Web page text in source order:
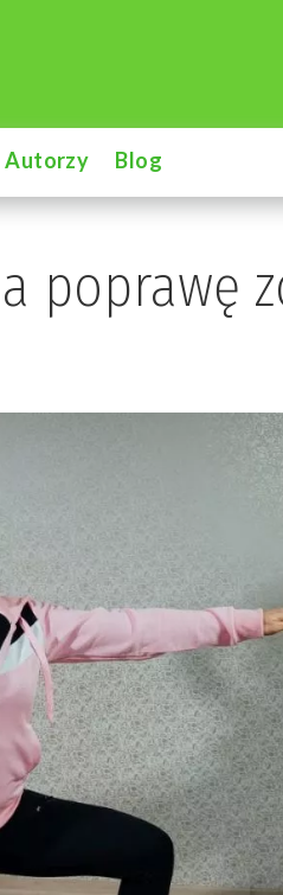
Autorzy Blog
poprawę